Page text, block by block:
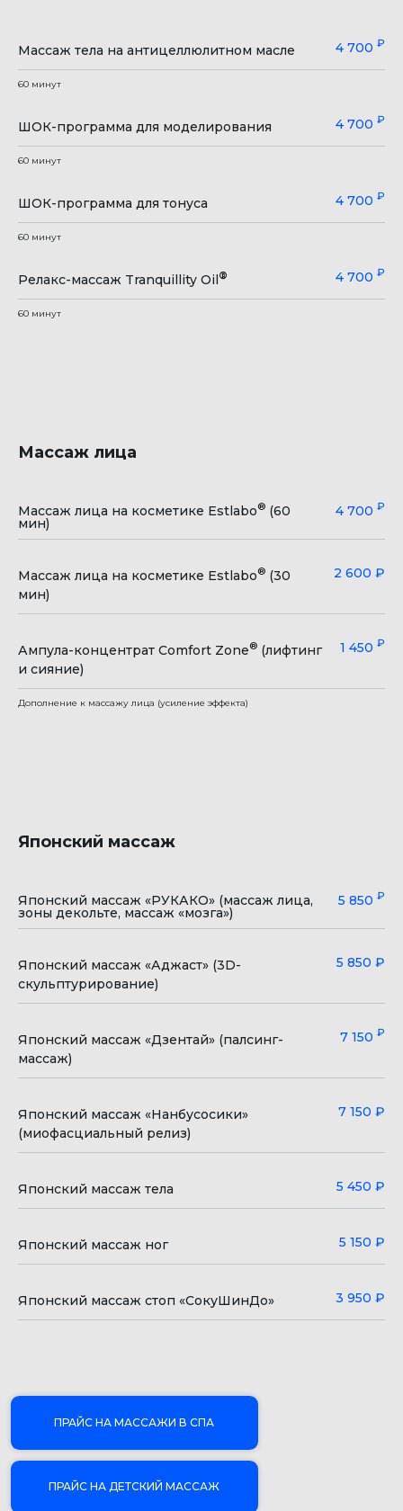
Массаж тела на антицеллюлитном масле 4 700 ₽
60 минут
ШОК-программа для моделирования 4 700 ₽
60 минут
ШОК-программа для тонуса 4 700 ₽
60 минут
Релакс-массаж Tranquillity Oil® 4 700 ₽
60 минут
Массаж лица
Массаж лица на косметике Estlabo® (60
мин)
4 700 ₽
Массаж лица на косметике Estlabo® (30
мин)
2 600 ₽
Ампула-концентрат Comfort Zone® (лифтинг
и сияние)
1 450 ₽
Дополнение к массажу лица (усиление эффекта)
Японский массаж
Японский массаж «РУКАКО» (массаж лица,
зоны декольте, массаж «мозга»)
5 850 ₽
Японский массаж «Аджаст» (3D-
скульптурирование)
5 850 ₽
Японский массаж «Дзентай» (палсинг-
массаж)
7 150 ₽
Японский массаж «Нанбусосики»
(миофасциальный релиз)
7 150 ₽
Японский массаж тела 5 450 ₽
Японский массаж ног 5 150 ₽
Японский массаж стоп «СокуШинДо» 3 950 ₽
ПРАЙС НА МАССАЖИ В СПА
Опыт работы более 19 лет
→
Массажист высшей
категории, специалист по
детской реабилитации
Виктория Игоревна
Васильева
→
Массажист, инструктор АФК
Опыт работы более 33 лет
Ярослава
Михайловна
→
массажу
Валерия
→